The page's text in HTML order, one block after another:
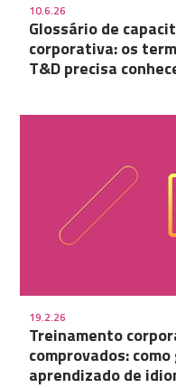
10.6.26
Glossário de
corporativa: os
T&D precisa
19.2.26
Treinamento
comprovados:
aprendizado de